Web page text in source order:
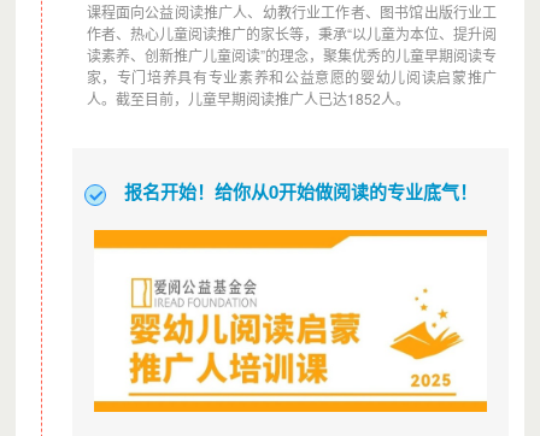
课程面向公益阅读推广人、幼教行业工作者、图书馆出版行业工
作者、热心儿童阅读推广的家长等，秉承“以儿童为本位、提升阅
读素养、创新推广儿童阅读”的理念，聚集优秀的儿童早期阅读专
家，专门培养具有专业素养和公益意愿的婴幼儿阅读启蒙推广
人。截至目前，儿童早期阅读推广人已达1852人。
报名开始！给你从0开始做阅读的专业底气！